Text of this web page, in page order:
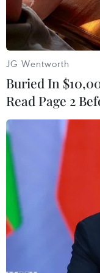
Nhân viên y tế tiêm
Dịch COVID-19
tạp, chưa ổn
đáp ứng do
JG Wentworth
Buried In
Read Page 2